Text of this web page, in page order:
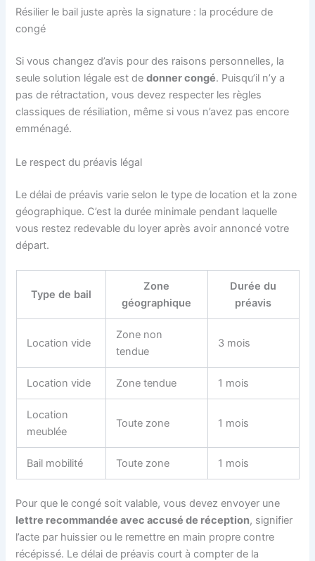
Résilier le bail juste après la signature : la procédure de
congé
Si vous changez d’avis pour des raisons personnelles, la
seule solution légale est dedonner congé. Puisqu’il n’y a
pas de rétractation, vous devez respecter les règles
classiques de résiliation, même si vous n’avez pas encore
emménagé.
Le respect du préavis légal
Le délai de préavis varie selon le type de location et la zone
géographique. C’est la durée minimale pendant laquelle
vous restez redevable du loyer après avoir annoncé votre
départ.
Type de bail
Zone
géographique
Durée du
préavis
Location vide
Zone non
tendue
3 mois
Location vide Zone tendue 1 mois
Location
meublée
Toute zone 1 mois
Bail mobilité Toute zone 1 mois
Pour que le congé soit valable, vous devez envoyer une
lettre recommandée avec accusé de réception, signifier
l’acte par huissier ou le remettre en main propre contre
récépissé. Le délai de préavis court à compter de la